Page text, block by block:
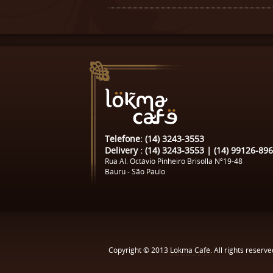
Telefone: (14) 3243-3553
Delivery : (14) 3243-3553 | (14) 99126-
Rua Al. Octávio Pinheiro Brisolla Nº19-48
Bauru - São Paulo
Copyright © 2013 Lokma Café. All rights